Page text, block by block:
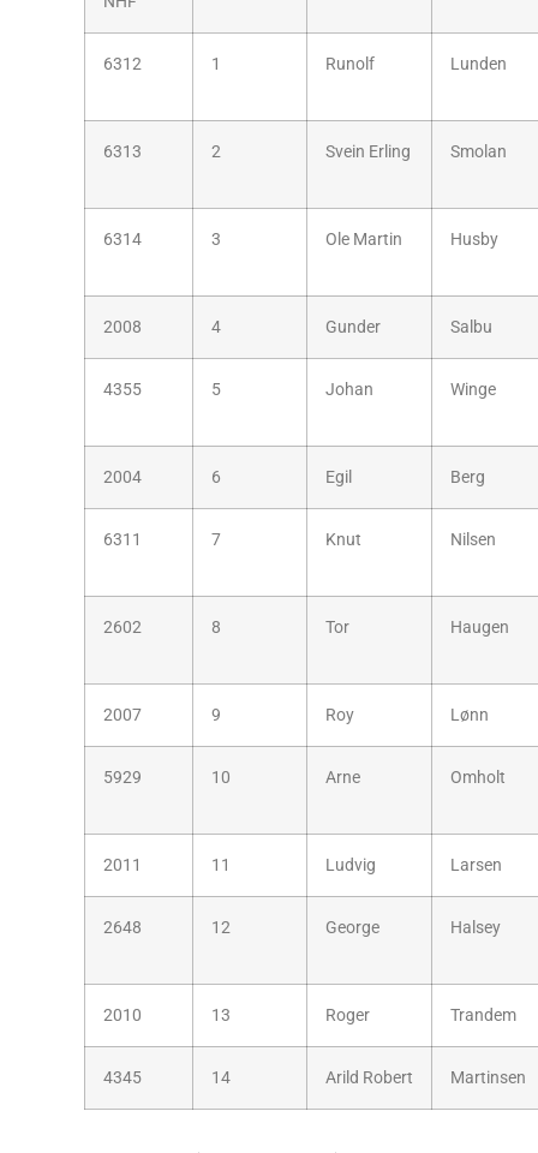
6312 1 Runolf Lunden
6313 2 Svein Erling Smolan
6314 3 Ole Martin Husby
2008 4 Gunder Salbu
4355 5 Johan Winge
2004 6 Egil Berg
6311 7 Knut Nilsen
2602 8 Tor Haugen
2007 9 Roy Lønn
5929 10 Arne Omholt
2011 11 Ludvig Larsen
2648 12 George Halsey
2010 13 Roger Trandem
4345 14 Arild Robert Martinsen